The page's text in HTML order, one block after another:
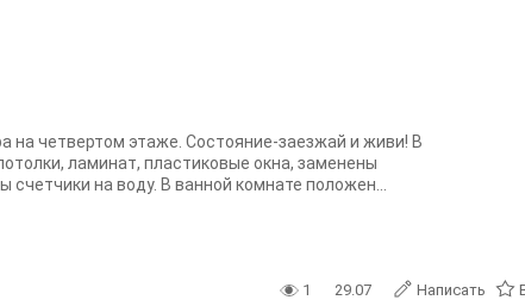
на четвертом этаже. Состояние-заезжай и живи! В
ламинат, пластиковые окна, заменены
на воду. В ванной комнате положен...
1 29.07 Написать